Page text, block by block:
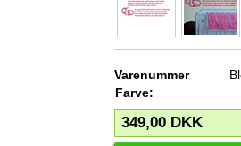
Varenummer
Farve:
349,00 DKK